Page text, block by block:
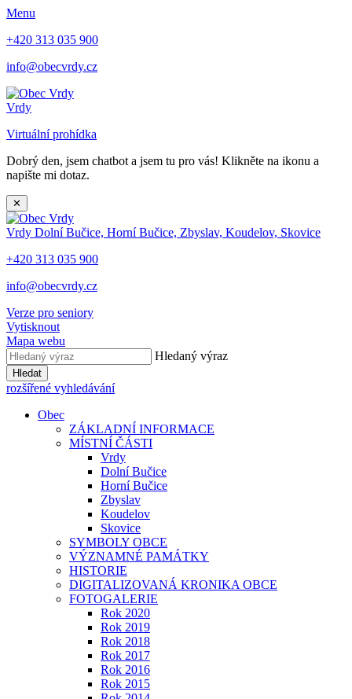
Menu
+420 313 035 900
info@obecvrdy.cz
Vrdy
Virtuální prohídka
Dobrý den, jsem chatbot a jsem tu pro vás! Klikněte na ikonu a
napište mi dotaz.
✕
Vrdy Dolní Bučice, Horní Bučice, Zbyslav, Koudelov, Skovice
+420 313 035 900
info@obecvrdy.cz
Verze pro seniory
Vytisknout
Mapa webu
Hledaný výraz
Hledat
rozšířené vyhledávání
Obec
ZÁKLADNÍ INFORMACE
MÍSTNÍ ČÁSTI
Vrdy
Dolní Bučice
Horní Bučice
Zbyslav
Koudelov
Skovice
SYMBOLY OBCE
VÝZNAMNÉ PAMÁTKY
HISTORIE
DIGITALIZOVANÁ KRONIKA OBCE
FOTOGALERIE
Rok 2020
Rok 2019
Rok 2018
Rok 2017
Rok 2016
Rok 2015